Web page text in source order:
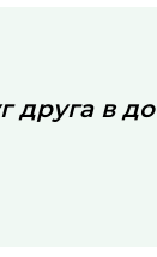
друга в